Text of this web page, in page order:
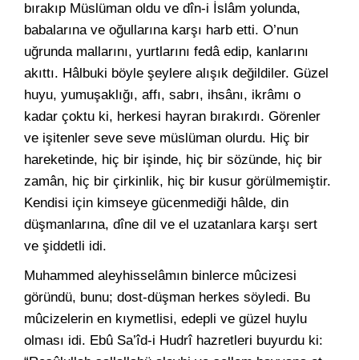
bırakıp Müslüman oldu ve dîn-i İslâm yolunda,
babalarına ve oğullarına karşı harb etti. O’nun
uğrunda mallarını, yurtlarını fedâ edip, kanlarını
akıttı. Hâlbuki böyle şeylere alışık değildiler. Güzel
huyu, yumuşaklığı, affı, sabrı, ihsânı, ikrâmı o
kadar çoktu ki, herkesi hayran bırakırdı. Görenler
ve işitenler seve seve müslüman olurdu. Hiç bir
hareketinde, hiç bir işinde, hiç bir sözünde, hiç bir
zamân, hiç bir çirkinlik, hiç bir kusur görülmemiştir.
Kendisi için kimseye gücenmediği hâlde, din
düşmanlarına, dîne dil ve el uzatanlara karşı sert
ve şiddetli idi.
Muhammed aleyhisselâmın binlerce mûcizesi
göründü, bunu; dost-düşman herkes söyledi. Bu
mûcizelerin en kıymetlisi, edepli ve güzel huylu
olması idi. Ebû Sa’îd-i Hudrî hazretleri buyurdu ki: